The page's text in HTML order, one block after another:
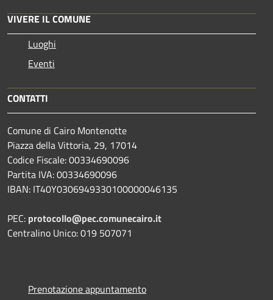
VIVERE IL COMUNE
Luoghi
Eventi
CONTATTI
Comune di Cairo Montenotte
Piazza della Vittoria, 29, 17014
Codice Fiscale: 00334690096
Partita IVA: 00334690096
IBAN: IT40Y0306949330100000046135
PEC: protocollo@pec.comunecairo.it
Centralino Unico: 019 507071
Prenotazione appuntamento